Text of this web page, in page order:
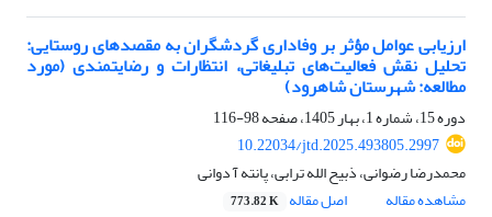
ارزیابی عوامل مؤثر بر وفاداری گردشگران به مقصدهای روستایی:
تحلیل نقش فعالیت‌های تبلیغاتی، انتظارات و رضایتمندی (مورد
مطالعه: شهرستان شاهرود)
دوره 15، شماره 1، بهار 1405، صفحه
98-116
10.22034/jtd.2025.493805.2997
محمدرضا رضوانی، ذبیح الله ترابی، پانته آ دوانی
مشاهده مقاله
اصل مقاله 773.82 K